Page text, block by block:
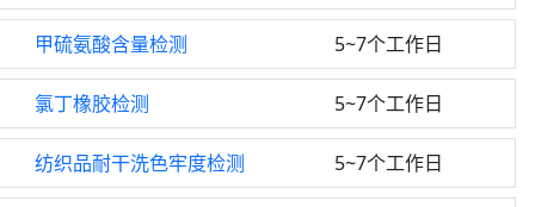
甲硫氨酸含量检测 5~7个工作日
氯丁橡胶检测 5~7个工作日
纺织品耐干洗色牢度检测 5~7个工作日